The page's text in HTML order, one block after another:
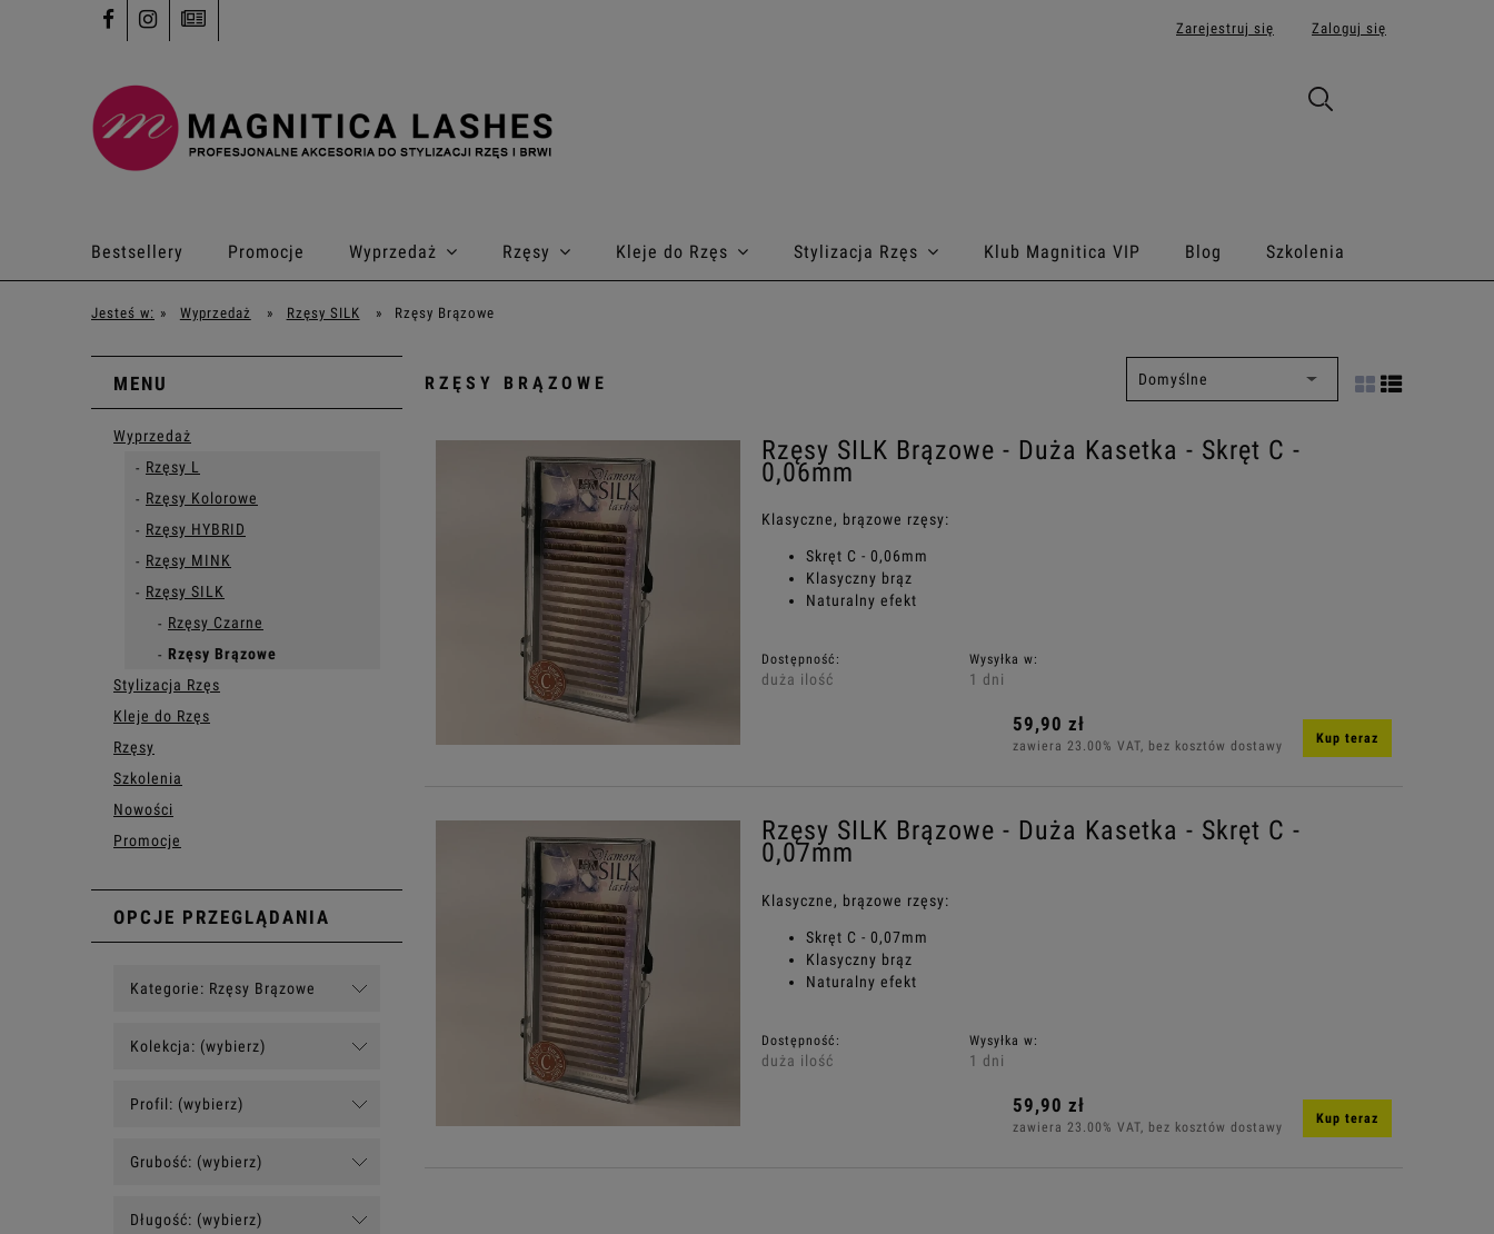
Zarejestruj się Zaloguj się
Bestsellery Promocje Wyprzedaż Rzęsy Kleje do Rzęs Stylizacja Rzęs Klub Magnitica VIP Blog Szkolenia
Kontakt
Jesteś w: » Wyprzedaż » Rzęsy SILK » Rzęsy Brązowe
MENU
Wyprzedaż
Rzęsy L
Rzęsy Kolorowe
Rzęsy HYBRID
Rzęsy MINK
Rzęsy SILK
Rzęsy Czarne
Rzęsy Brązowe
Stylizacja Rzęs
Kleje do Rzęs
Rzęsy
Szkolenia
Nowości
Promocje
OPCJE PRZEGLĄDANIA
Kategorie: Rzęsy Brązowe
Kolekcja: (wybierz)
Profil: (wybierz)
Grubość: (wybierz)
Długość: (wybierz)
RZĘSY BRĄZOWE
Rzęsy SILK Brązowe - Duża Kasetka - Skręt C -
0,06mm
Klasyczne, brązowe rzęsy:
Skręt C - 0,06mm
Klasyczny brąz
Naturalny efekt
Dostępność:
duża ilość
Wysyłka w:
1 dni
59,90 zł
zawiera 23.00% VAT, bez kosztów dostawy
Kup teraz
Rzęsy SILK Brązowe - Duża Kasetka - Skręt C -
0,07mm
Klasyczne, brązowe rzęsy:
Skręt C - 0,07mm
Klasyczny brąz
Naturalny efekt
Dostępność:
duża ilość
Wysyłka w:
1 dni
59,90 zł
zawiera 23.00% VAT, bez kosztów dostawy
Kup teraz